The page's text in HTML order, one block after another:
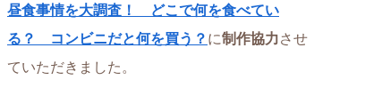
昼食事情を大調査！ どこで何を食べてい
る？ コンビニだと何を買う？ に制作協力させ
ていただきました。